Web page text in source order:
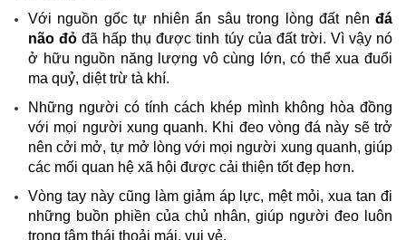
Với nguồn gốc tự nhiên ẩn sâu trong lòng đất nên đá
não đỏ đã hấp thụ được tinh túy của đất trời. Vì vậy nó
ở hữu nguồn năng lượng vô cùng lớn, có thể xua đuổi
ma quỷ, diệt trừ tà khí.
Những người có tính cách khép mình không hòa đồng
với mọi người xung quanh. Khi đeo vòng đá này sẽ trở
nên cởi mở, tự mở lòng với mọi người xung quanh, giúp
các mối quan hệ xã hội được cải thiện tốt đẹp hơn.
Vòng tay này cũng làm giảm áp lực, mệt mỏi, xua tan đi
những buồn phiền của chủ nhân, giúp người đeo luôn
trong tâm thái thoải mái, vui vẻ.